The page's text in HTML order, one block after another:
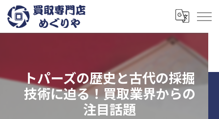
トパーズの歴史と古代の採掘
技術に迫る！買取業界からの
注目話題